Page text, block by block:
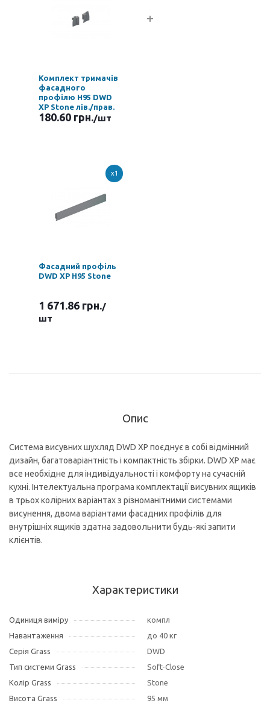
Комплект тримачів
фасадного
профілю H95 DWD
XP Stone лів./прав.
180.60 грн./шт
x1
Фасадний профіль
DWD XP H95 Stone
1 671.86 грн./
шт
Опис
Система висувних шухляд DWD XP поєднує в собі відмінний
дизайн, багатоваріантність і компактність збірки. DWD XP має
все необхідне для індивідуальності і комфорту на сучасній
кухні. Інтелектуальна програма комплектації висувних ящиків
в трьох колірних варіантах з різноманітними системами
висунення, двома варіантами фасадних профілів для
внутрішніх ящиків здатна задовольнити будь-які запити
клієнтів.
Характеристики
Одиниця виміру
компл
Навантаження
до 40 кг
Серія Grass
DWD
Тип системи Grass
Soft-Close
Колір Grass
Stone
Висота Grass
95 мм